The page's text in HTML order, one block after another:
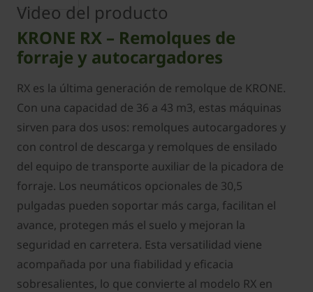
Video del producto
KRONE RX – Remolques de
forraje y autocargadores
RX es la última generación de remolque de KRONE.
Con una capacidad de 36 a 43 m3, estas máquinas
sirven para dos usos: remolques autocargadores y
con control de descarga y remolques de ensilado
del equipo de transporte auxiliar de la picadora de
forraje. Los neumáticos opcionales de 30,5
pulgadas pueden soportar más carga, facilitan el
avance, protegen más el suelo y mejoran la
seguridad en carretera. Esta versatilidad viene
acompañada por una fiabilidad y eficacia
sobresalientes, lo que convierte al modelo RX en